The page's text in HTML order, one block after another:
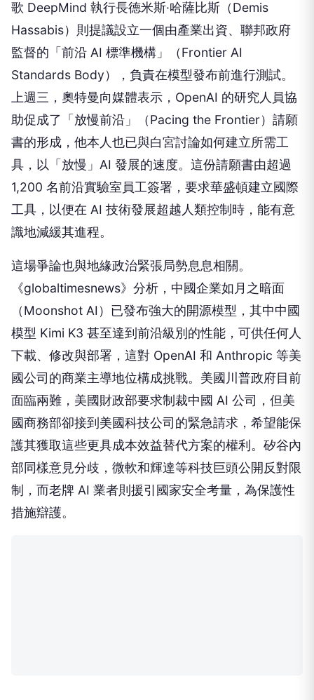
歌 DeepMind 執行長德米斯·哈薩比斯（Demis
Hassabis）則提議設立一個由產業出資、聯邦政府
監督的「前沿 AI 標準機構」（Frontier AI
Standards Body），負責在模型發布前進行測試。
上週三，奧特曼向媒體表示，OpenAI 的研究人員協
助促成了「放慢前沿」（Pacing the Frontier）請願
書的形成，他本人也已與白宮討論如何建立所需工
具，以「放慢」AI 發展的速度。這份請願書由超過
1,200 名前沿實驗室員工簽署，要求華盛頓建立國際
工具，以便在 AI 技術發展超越人類控制時，能有意
識地減緩其進程。
這場爭論也與地緣政治緊張局勢息息相關。
《globaltimesnews》分析，中國企業如月之暗面
（Moonshot AI）已發布強大的開源模型，其中中國
模型 Kimi K3 甚至達到前沿級別的性能，可供任何人
下載、修改與部署，這對 OpenAI 和 Anthropic 等美
國公司的商業主導地位構成挑戰。美國川普政府目前
面臨兩難，美國財政部要求制裁中國 AI 公司，但美
國商務部卻接到美國科技公司的緊急請求，希望能保
護其獲取這些更具成本效益替代方案的權利。矽谷內
部同樣意見分歧，微軟和輝達等科技巨頭公開反對限
制，而老牌 AI 業者則援引國家安全考量，為保護性
措施辯護。